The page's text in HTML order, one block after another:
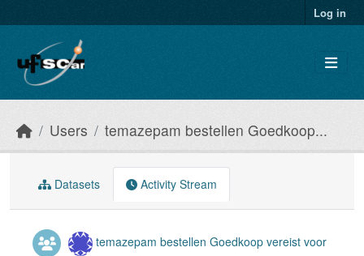
Log in
Users temazepam bestellen Goedkoop...
Datasets Activity Stream
temazepam bestellen Goedkoop vereist voor